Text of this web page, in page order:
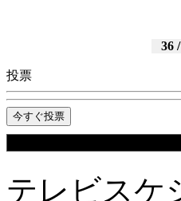
36
投票
テレビスケ